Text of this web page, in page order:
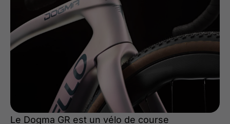
Le Dogma GR est un vélo de course